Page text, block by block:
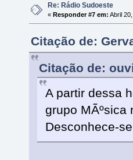
Re: Rádio Sudoeste
« Responder #7 em: Abril
Citação de:
Citação de:
A partir dessa
grupo MÃºsica
Desconhece-